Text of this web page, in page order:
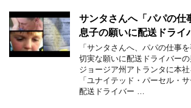
サンタさんへ「パパの仕
息子の願いに配送ドライ
「サンタさんへ、パパの仕事
切実な願いに配送ドライバー
ジョージア州アトランタに本
「ユナイテッド・パーセル・
配送ドライバー …